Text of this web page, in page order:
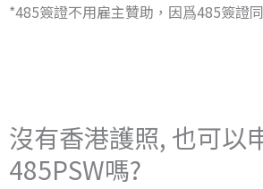
*485簽證不用雇主贊助，因爲485簽證
沒有香港護照, 也可以
485PSW嗎?